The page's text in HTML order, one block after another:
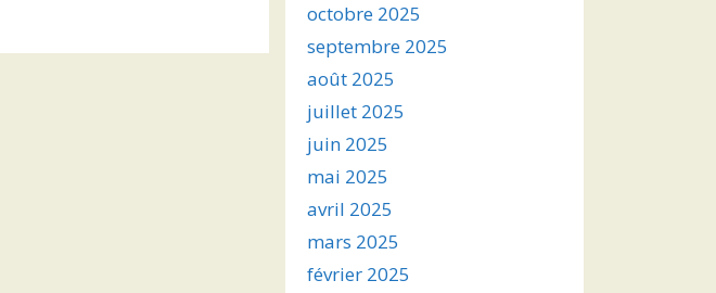
octobre 2025
septembre 2025
août 2025
juillet 2025
juin 2025
mai 2025
avril 2025
mars 2025
février 2025